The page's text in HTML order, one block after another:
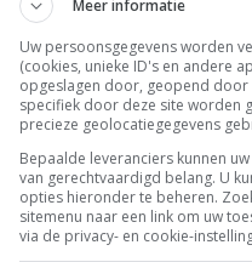
televisiezenders en
is, zoals: New Line, DC
Movies, Cartoon
Tunes.
dit jaarnaar Europa. Of
Er zijn 21 Europese
niet bekendgemaakt. Of dit
Meer informatie
Uw persoonsgegevens worden
(cookies, unieke ID's en andere
opgeslagen door, geopend
specifiek door deze site worden
precieze geolocatiegegevens
Bepaalde leveranciers kunnen
van gerechtvaardigd belang. U
opties hieronder te beheren.
sitemenu naar een link om uw
via de privacy- en cookie-